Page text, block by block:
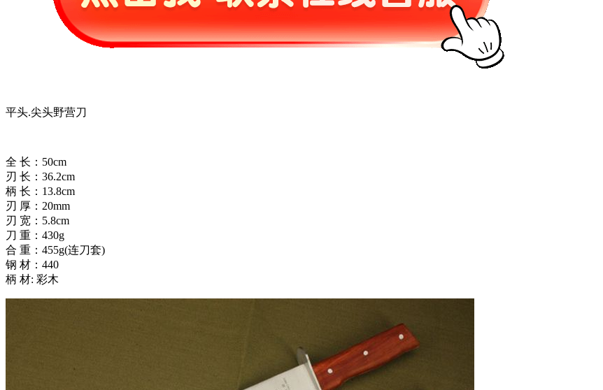
平头.尖头野营刀
全 长：50cm
刃 长：36.2cm
柄 长：13.8cm
刃 厚：20mm
刃 宽：5.8cm
刀 重：430g
合 重：455g(连刀套)
钢 材：440
柄 材: 彩木